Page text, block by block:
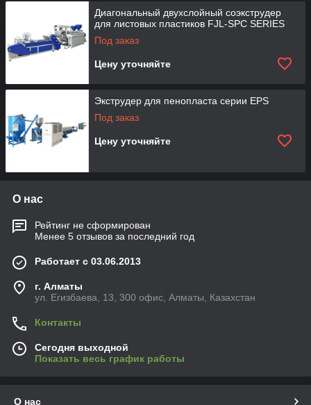
Диагональный двухслойный соэкструдер
для листовых пластиков FJL-SPC SERIES
Под заказ
Цену уточняйте
Экструдер для пенопласта серии EPS
Под заказ
Цену уточняйте
О нас
Рейтинг не сформирован
Менее 5 отзывов за последний год
Работает с 03.06.2013
г. Алматы
ул. Егизбаева, 13, 300 офис, Алматы, Казахстан
Контакты
Сегодня выходной
Показать весь график работы
О нас